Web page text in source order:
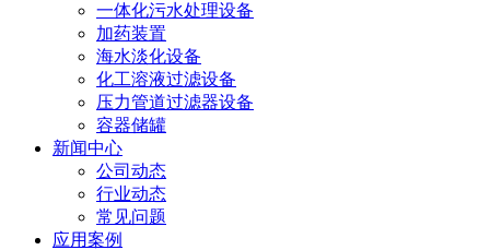
一体化污水处理设备
加药装置
海水淡化设备
化工溶液过滤设备
压力管道过滤器设备
容器储罐
新闻中心
公司动态
行业动态
常见问题
应用案例